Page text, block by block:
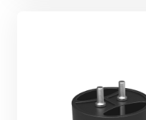
宸瑞科技积极响应全球
动绿色能源的发展。公